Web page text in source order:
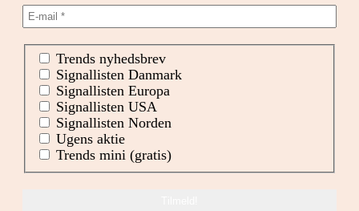
Trends nyhedsbrev
Signallisten Danmark
Signallisten Europa
Signallisten USA
Signallisten Norden
Ugens aktie
Trends mini (gratis)